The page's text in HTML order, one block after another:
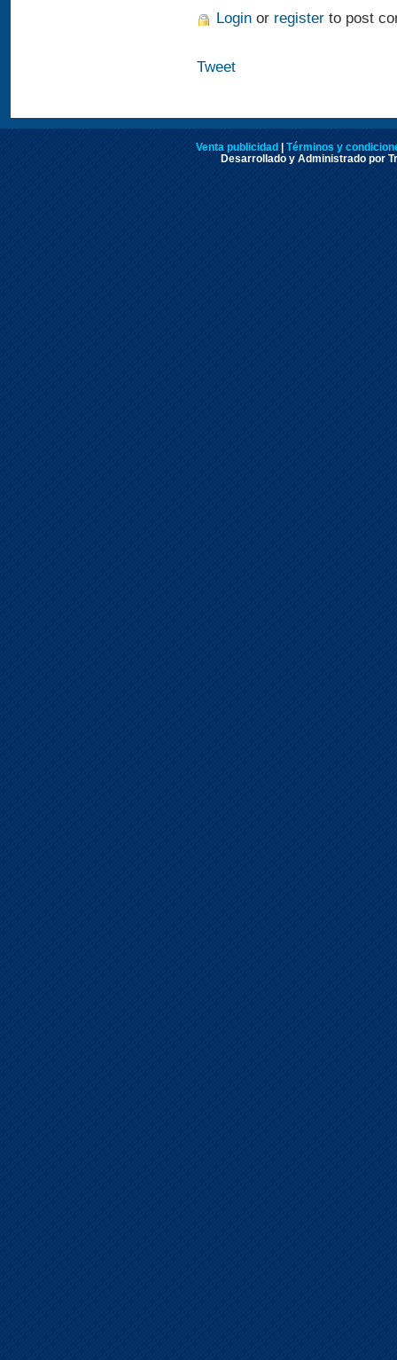
Login or register to post
Tweet
Venta publicidad | Términos y
Desarrollado y Administrado por